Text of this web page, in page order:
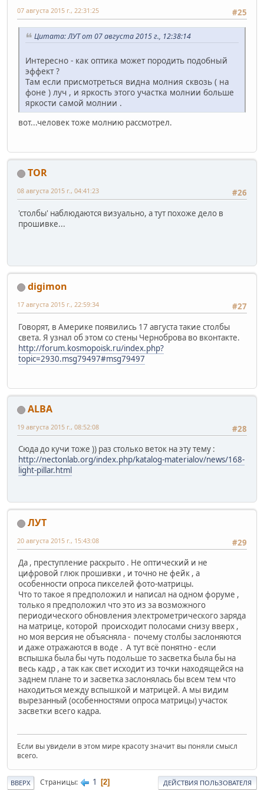
#25
07 августа 2015 г., 22:31:25
Цитата: ЛУТ от 07 августа 2015 г., 12:38:14
Интересно - как оптика может породить подобный
эффект ?
Там если присмотреться видна молния сквозь ( на
фоне ) луч , и яркость этого участка молнии больше
яркости самой молнии .
вот...человек тоже молнию рассмотрел.
TOR
#26
08 августа 2015 г., 04:41:23
'столбы' наблюдаются визуально, а тут похоже дело в
прошивке...
digimon
#27
17 августа 2015 г., 22:59:34
Говорят, в Америке появились 17 августа такие столбы
света. Я узнал об этом со стены Черноброва во вконтакте.
http://forum.kosmopoisk.ru/index.php?
topic=2930.msg79497#msg79497
ALBA
#28
19 августа 2015 г., 08:52:08
Сюда до кучи тоже )) раз столько веток на эту тему :
http://nectonlab.org/index.php/katalog-materialov/news/168-
light-pillar.html
ЛУТ
#29
20 августа 2015 г., 15:43:08
Да , преступление раскрыто . Не оптический и не
цифровой глюк прошивки , и точно не фейк , а
особенности опроса пикселей фото-матрицы.
Что то такое я предположил и написал на одном форуме ,
только я предположил что это из за возможного
периодического обновления электрометрического заряда
на матрице, которой происходит полосами снизу вверх ,
но моя версия не объясняла - почему столбы заслоняются
и даже отражаются в воде . А тут всё понятно - если
вспышка была бы чуть подольше то засветка была бы на
весь кадр , а так как свет исходит из точки находящейся на
заднем плане то и засветка заслонялась бы всем тем что
находиться между вспышкой и матрицей. А мы видим
вырезанный (особенностями опроса матрицы) участок
засветки всего кадра.
Если вы увидели в этом мире красоту значит вы поняли смысл
всего.
ВВЕРХ Страницы 1 2 ДЕЙСТВИЯ ПОЛЬЗОВАТЕЛЯ